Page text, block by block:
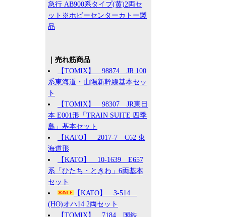
急行 AB900系タイプ(黄)2両セ
ット※ホビーセンターカトー製
品
｜売れ筋商品
【TOMIX】 98874 JR 100
系東海道・山陽新幹線基本セッ
ト
【TOMIX】 98307 JR東日
本 E001形「TRAIN SUITE 四季
島」基本セット
【KATO】 2017-7 C62 東
海道形
【KATO】 10-1639 E657
系「ひたち・ときわ」6両基本
セット
【KATO】 3-514
(HO)オハ14 2両セット
【TOMIX】 7184 国鉄